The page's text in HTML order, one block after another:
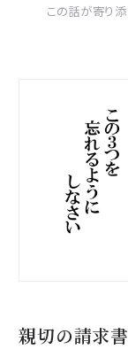
この話が寄り添
親切の請求